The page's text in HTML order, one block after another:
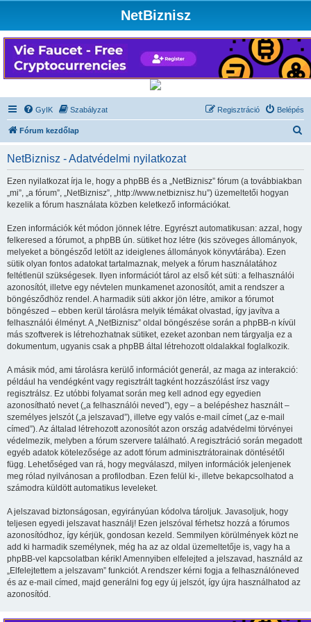
NetBiznisz
GyIK Szabályzat Belépés
Regisztráció
Fórum kezdőlap
NetBiznisz - Adatvédelmi nyilatkozat
Ezen nyilatkozat írja le, hogy a phpBB és a „NetBiznisz” fórum (a továbbiakban
„mi”, „a fórum”, „NetBiznisz”, „http://www.netbiznisz.hu”) üzemeltetői hogyan
kezelik a fórum használata közben keletkező információkat.
Ezen információk két módon jönnek létre. Egyrészt automatikusan: azzal, hogy
felkeresed a fórumot, a phpBB ún. sütiket hoz létre (kis szöveges állományok,
melyeket a böngésződ letölt az ideiglenes állományok könyvtárába). Ezen
sütik olyan fontos adatokat tartalmaznak, melyek a fórum használatához
feltétlenül szükségesek. Ilyen információt tárol az első két süti: a felhasználói
azonosítót, illetve egy névtelen munkamenet azonosítót, amit a rendszer a
böngésződhöz rendel. A harmadik süti akkor jön létre, amikor a fórumot
böngészed – ebben kerül tárolásra melyik témákat olvastad, így javítva a
felhasználói élményt. A „NetBiznisz” oldal böngészése során a phpBB-n kívül
más szoftverek is létrehozhatnak sütiket, ezeket azonban nem tárgyalja ez a
dokumentum, ugyanis csak a phpBB által létrehozott oldalakkal foglalkozik.
A másik mód, ami tárolásra kerülő információt generál, az maga az interakció:
például ha vendégként vagy regisztrált tagként hozzászólást írsz vagy
regisztrálsz. Ez utóbbi folyamat során meg kell adnod egy egyedien
azonosítható nevet („a felhasználói neved”), egy – a belépéshez használt –
személyes jelszót („a jelszavad”), illetve egy valós e-mail címet („az e-mail
címed”). Az általad létrehozott azonosítót azon ország adatvédelmi törvényei
védelmezik, melyben a fórum szervere található. A regisztráció során megadott
egyéb adatok kötelezősége az adott fórum adminisztrátorainak döntésétől
függ. Lehetőséged van rá, hogy megválaszd, milyen információk jelenjenek
meg rólad nyilvánosan a profilodban. Ezen felül ki-, illetve bekapcsolhatod a
számodra küldött automatikus leveleket.
A jelszavad biztonságosan, egyirányúan kódolva tároljuk. Javasoljuk, hogy
teljesen egyedi jelszavat használj! Ezen jelszóval férhetsz hozzá a fórumos
azonosítódhoz, így kérjük, gondosan kezeld. Semmilyen körülmények közt ne
add ki harmadik személynek, még ha az az oldal üzemeltetője is, vagy ha a
phpBB-vel kapcsolatban kérik! Amennyiben elfelejted a jelszavad, használd az
„Elfelejtettem a jelszavam” funkciót. A rendszer kérni fogja a felhasználóneved
és az e-mail címed, majd generálni fog egy új jelszót, így újra használhatod az
azonosítód.